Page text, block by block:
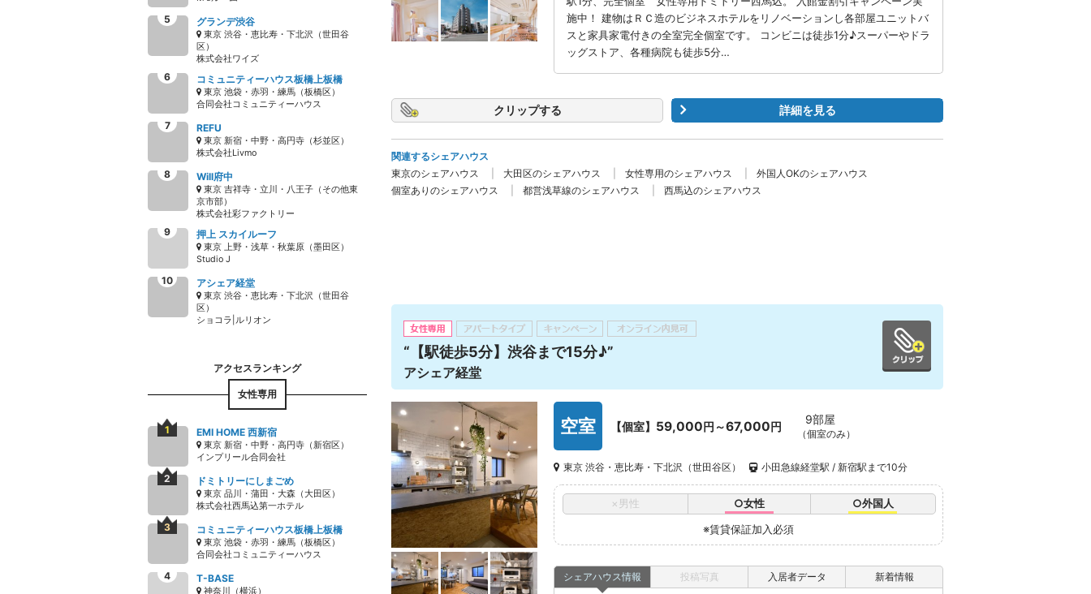
グランデ渋谷
東京 渋谷・恵比寿・下北沢（世田谷
区）
株式会社ワイズ
コミュニティーハウス板橋上板橋
東京 池袋・赤羽・練馬（板橋区）
合同会社コミュニティーハウス
REFU
東京 新宿・中野・高円寺（杉並区）
株式会社Livmo
Will府中
東京 吉祥寺・立川・八王子（その他東
京市部）
株式会社彩ファクトリー
押上 スカイルーフ
東京 上野・浅草・秋葉原（墨田区）
Studio J
アシェア経堂
東京 渋谷・恵比寿・下北沢（世田谷
区）
ショコラ|ルリオン
女性専用
EMI HOME 西新宿
東京 新宿・中野・高円寺（新宿区）
インプリール合同会社
ドミトリーにしまごめ
東京 品川・蒲田・大森（大田区）
株式会社西馬込第一ホテル
コミュニティーハウス板橋上板橋
東京 池袋・赤羽・練馬（板橋区）
合同会社コミュニティーハウス
T-BASE
神奈川（横浜）
施中！ 建物はＲＣ造のビジネスホテルをリノベーションし各部屋ユニットバ
スと家具家電付きの全室完全個室です。 コンビニは徒歩1分♪スーパーやドラ
ッグストア、各種病院も徒歩5分…
クリップ 詳細を見る
関連するシェアハウス
東京のシェアハウス
大田区のシェアハウス 女性専用のシェアハウス
外国人OKのシェアハウス
個室ありのシェアハウス
都営浅草線のシェアハウス 西馬込のシェアハウス
“【駅徒歩5分】渋谷まで15分♪”
アシェア経堂
空室 【個室】 59,000円～67,000円 9部屋
（個室のみ）
東京 渋谷・恵比寿・下北沢（世田谷区） 小田急線経堂駅 / 新宿駅まで10分
×男性 ○女性
○外国人
※賃貸保証加入必須
シェアハウス情報 投稿写真 入居者データ 新着情報